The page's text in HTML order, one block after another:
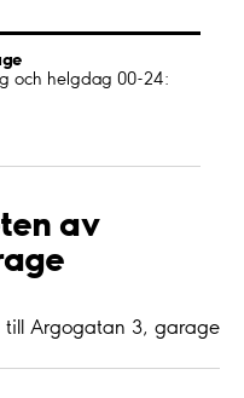
och helgdag 00-24:
av
till Argogatan 3, garage